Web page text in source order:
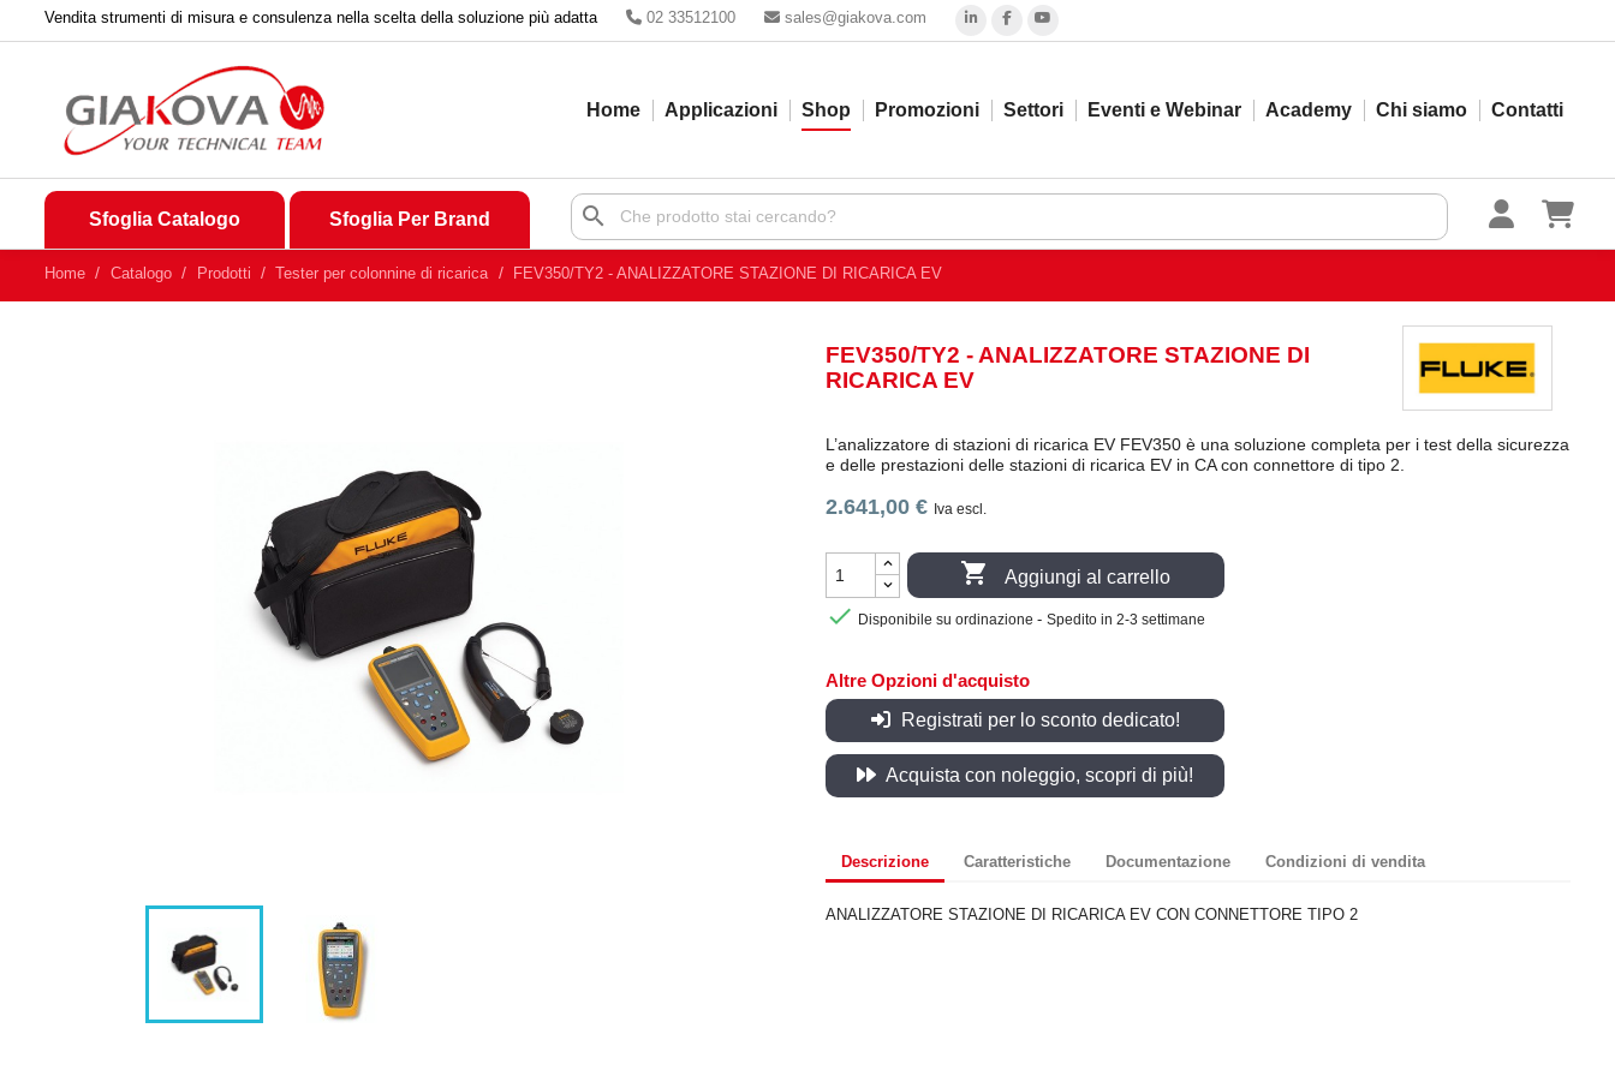
Vendita strumenti di misura e consulenza nella scelta della soluzione più adatta 02 33512100 sales@giakova.com
Home Applicazioni Shop Promozioni Settori Eventi e Webinar Academy Chi siamo Contatti
Sfoglia Catalogo Sfoglia Per Brand search
Home Catalogo Prodotti Tester per colonnine di ricarica FEV350/TY2 - ANALIZZATORE STAZIONE DI RICARICA EV
FEV350/TY2 - ANALIZZATORE STAZIONE DI
RICARICA EV
L’analizzatore di stazioni di ricarica EV FEV350 è una soluzione completa per i test della sicurezza
e delle prestazioni delle stazioni di ricarica EV in CA con connettore di tipo 2.
2.641,00 € Iva escl.
 Aggiungi al carrello
 Disponibile su ordinazione - Spedito in 2-3 settimane
Altre Opzioni d'acquisto
Registrati per lo sconto dedicato!
Acquista con noleggio, scopri di più!
Descrizione Caratteristiche Documentazione Condizioni di vendita
ANALIZZATORE STAZIONE DI RICARICA EV CON CONNETTORE TIPO 2